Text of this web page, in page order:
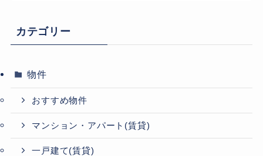
カテゴリー
物件
おすすめ物件
マンション・アパート(賃貸)
一戸建て(賃貸)